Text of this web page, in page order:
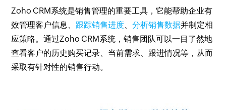
Zoho CRM系统是销售管理的重要工具，它能帮助企业有
效管理客户信息、 跟踪销售进度、分析销售数据并制定相
应策略。通过Zoho CRM系统，销售团队可以一目了然地
查看客户的历史购买记录、当前需求、跟进情况等，从而
采取有针对性的销售行动。